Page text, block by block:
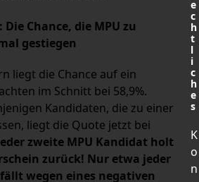
Chance, die MPU zu
gestiegen
liegt die Chance auf ein
im Schnitt bei 58,9%.
Kandidaten, die zu einer
liegt die Quote jetzt bei
zweite MPU Kandidat holt
zurück! Nur etwa jeder
wegen eines negativen
e
c
h
t
l
i
c
h
e
s
K
o
n